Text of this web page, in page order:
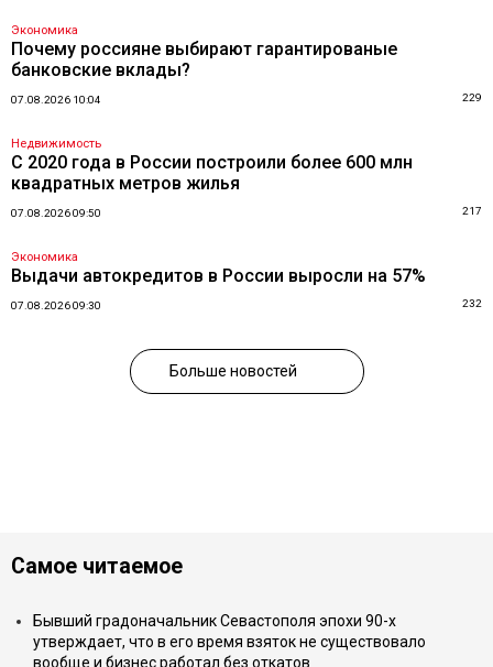
Экономика
Почему россияне выбирают гарантированые
банковские вклады?
07.08.2026 10:04 229
Недвижимость
С 2020 года в России построили более 600 млн
квадратных метров жилья
07.08.2026 09:50 217
Экономика
Выдачи автокредитов в России выросли на 57%
07.08.2026 09:30 232
Больше новостей
Самое читаемое
Бывший градоначальник Севастополя эпохи 90-х
утверждает, что в его время взяток не существовало
вообще и бизнес работал без откатов